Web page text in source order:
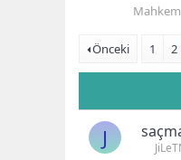
Önceki 1 2
J